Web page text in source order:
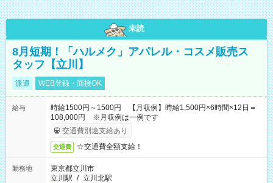
未読
8月短期！「ハルメク」アパレル・コスメ販売ス
タッフ【立川】
派遣 WEB登録・面接OK
給与
時給1500円～1500円 【月収例】時給1,500円×6時間×12日＝
108,000円 ※月収例は一例です
交通費別途支給あり
交通費 ☆交通費全額支給！
勤務地
東京都立川市
立川駅 / 立川北駅